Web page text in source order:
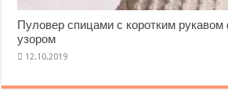
Пуловер спицами с коротким
узором